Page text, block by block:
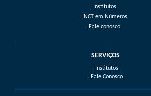
Institutos
INCT em Números
Fale conosco
SERVIÇOS
. Institutos
. Fale Conosco